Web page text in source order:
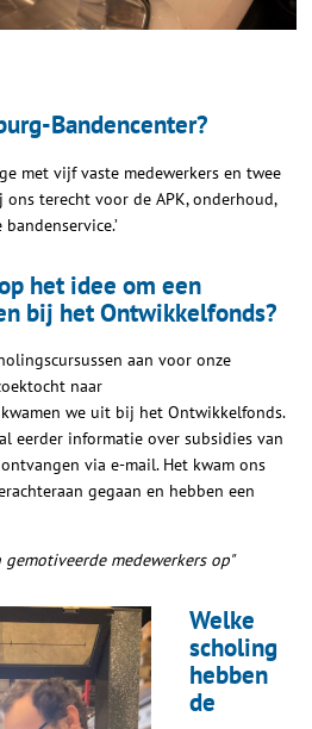
Bandencenter?
met vijf vaste medewerkers en twee
terecht voor de APK, onderhoud,
het idee om een
bij het Ontwikkelfonds?
aan voor onze
naar
we uit bij het Ontwikkelfonds.
eerder informatie over subsidies van
via e-mail. Het kwam ons
gegaan en hebben een
medewerkers op"
Welke
scholing
hebben
de